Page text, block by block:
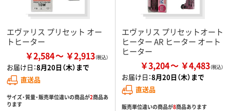
エヴァリス プリセット オー
トヒーター
￥2,584 ￥2,913
お届け日：8月20日（木）まで
直送品
サイズ・質量・販売単位違いの商品が2商品あ
ります
エヴァリス プリセットオート
ヒーター AR ヒーター オート
ヒーター
￥3,204 ￥4,483
お届け日：8月20日（木）まで
直送品
販売単位違いの商品が8商品あります